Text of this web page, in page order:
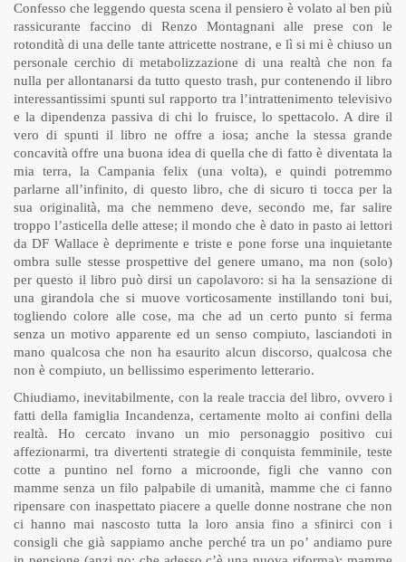
Confesso che leggendo questa scena il pensiero è volato al ben più
rassicurante faccino di Renzo Montagnani alle prese con le
rotondità di una delle tante attricette nostrane, e lì si mi è chiuso un
personale cerchio di metabolizzazione di una realtà che non fa
nulla per allontanarsi da tutto questo trash, pur contenendo il libro
interessantissimi spunti sul rapporto tra l’intrattenimento televisivo
e la dipendenza passiva di chi lo fruisce, lo spettacolo. A dire il
vero di spunti il libro ne offre a iosa; anche la stessa grande
concavità offre una buona idea di quella che di fatto è diventata la
mia terra, la Campania felix (una volta), e quindi potremmo
parlarne all’infinito, di questo libro, che di sicuro ti tocca per la
sua originalità, ma che nemmeno deve, secondo me, far salire
troppo l’asticella delle attese; il mondo che è dato in pasto ai lettori
da DF Wallace è deprimente e triste e pone forse una inquietante
ombra sulle stesse prospettive del genere umano, ma non (solo)
per questo il libro può dirsi un capolavoro: si ha la sensazione di
una girandola che si muove vorticosamente instillando toni bui,
togliendo colore alle cose, ma che ad un certo punto si ferma
senza un motivo apparente ed un senso compiuto, lasciandoti in
mano qualcosa che non ha esaurito alcun discorso, qualcosa che
non è compiuto, un bellissimo esperimento letterario.
Chiudiamo, inevitabilmente, con la reale traccia del libro, ovvero i
fatti della famiglia Incandenza, certamente molto ai confini della
realtà. Ho cercato invano un mio personaggio positivo cui
affezionarmi, tra divertenti strategie di conquista femminile, teste
cotte a puntino nel forno a microonde, figli che vanno con
mamme senza un filo palpabile di umanità, mamme che ci fanno
ripensare con inaspettato piacere a quelle donne nostrane che non
ci hanno mai nascosto tutta la loro ansia fino a sfinirci con i
consigli che già sappiamo anche perché tra un po’ andiamo pure